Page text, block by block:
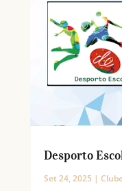
Desporto
Set 24, 2025 |